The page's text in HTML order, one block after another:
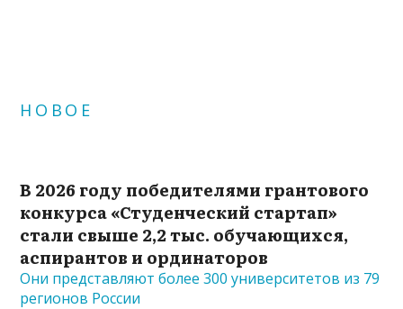
НОВОЕ
В 2026 году победителями грантового
конкурса «Студенческий стартап»
стали свыше 2,2 тыс. обучающихся,
аспирантов и ординаторов
Они представляют более 300 университетов из 79
регионов России